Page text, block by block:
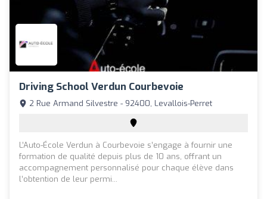
Driving School Verdun Courbevoie
2 Rue Armand Silvestre - 92400, Levallois-Perret
L’Auto-École Verdun à Courbevoie s’engage à fournir une
formation de qualité depuis plus de 10 ans, offrant un
accompagnement personnalisé pour chaque élève dans
l’obtention de leur permi...